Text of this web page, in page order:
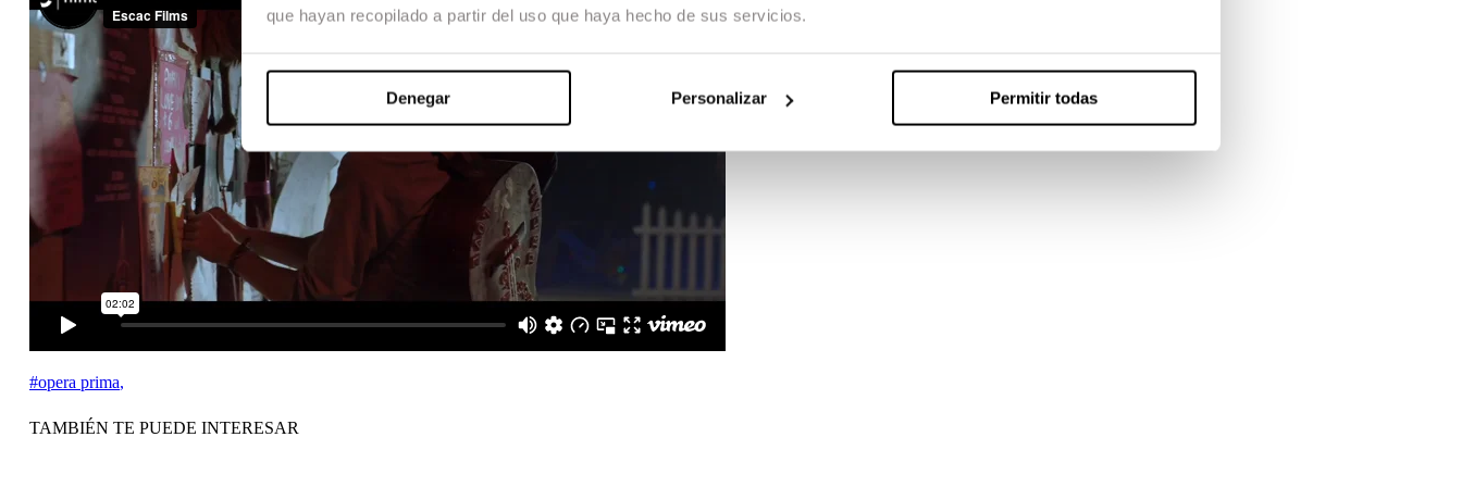
que hayan recopilado a partir del uso que haya hecho de sus servicios.
Denegar Personalizar Permitir todas
#opera prima,
TAMBIÉN TE PUEDE INTERESAR